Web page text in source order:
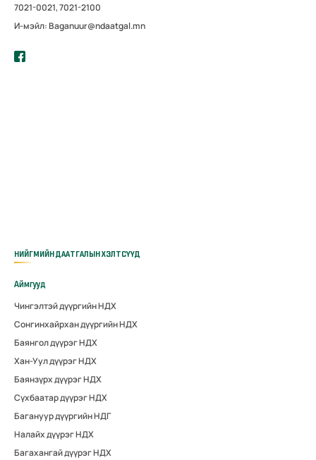
7021-0021, 7021-2100
И-мэйл: Baganuur@ndaatgal.mn
НИЙГМИЙН ДААТГАЛЫН ХЭЛТСҮҮД
Аймгууд
Чингэлтэй дүүргийн НДХ
Сонгинхайрхан дүүргийн НДХ
Баянгол дүүрэг НДХ
Хан-Уул дүүрэг НДХ
Баянзүрх дүүрэг НДХ
Сүхбаатар дүүрэг НДХ
Багануур дүүргийн НДГ
Налайх дүүрэг НДХ
Багахангай дүүрэг НДХ